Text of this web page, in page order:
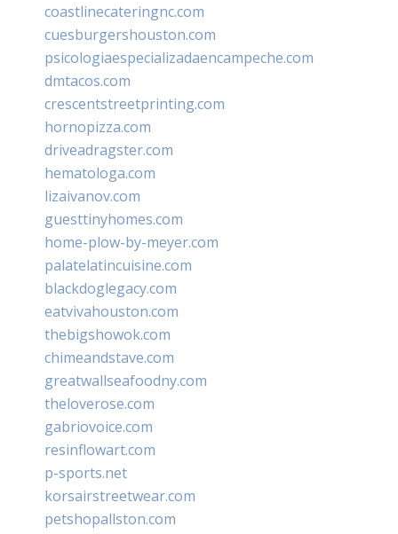
coastlinecateringnc.com
cuesburgershouston.com
psicologiaespecializadaencampeche.com
dmtacos.com
crescentstreetprinting.com
hornopizza.com
driveadragster.com
hematologa.com
lizaivanov.com
guesttinyhomes.com
home-plow-by-meyer.com
palatelatincuisine.com
blackdoglegacy.com
eatvivahouston.com
thebigshowok.com
chimeandstave.com
greatwallseafoodny.com
theloverose.com
gabriovoice.com
resinflowart.com
p-sports.net
korsairstreetwear.com
petshopallston.com